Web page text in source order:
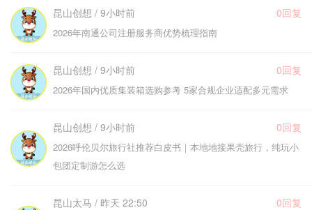
昆山创想 / 9小时前 0回复
2026年南通公司注册服务商优势梳理指南
昆山创想 / 9小时前 0回复
2026年国内优质集装箱选购参考 5家合规企业适配多元需求
昆山创想 / 9小时前 0回复
2026呼伦贝尔旅行社推荐白皮书｜本地地接果壳旅行，纯玩小
包团定制游怎么选
昆山太马 / 昨天 22:50 0回复